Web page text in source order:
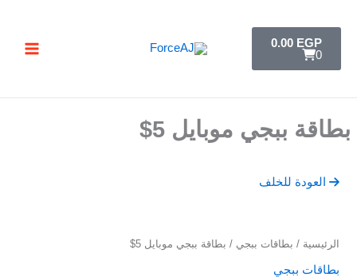
إلى
المحتوى
0.00 EGP
0
a
t
بطاقة ببجي موبايل 5$
العودة للخلف
الرئيسية / بطاقات ببجي / بطاقة ببجي موبايل 5$
بطاقات ببجي
كمية
بطاقة
جرب ForceAJ الآن 🚀